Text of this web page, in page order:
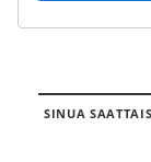
SINUA